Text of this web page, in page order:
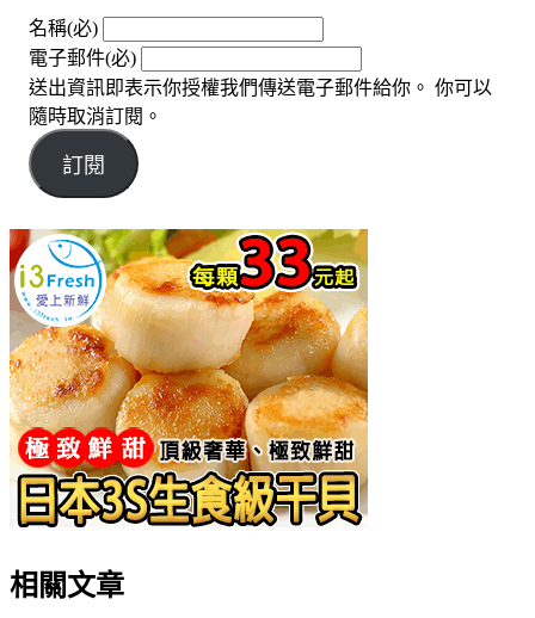
名稱(必)
電子郵件(必)
送出資訊即表示你授權我們傳送電子郵件給你。 你可以
隨時取消訂閱。
訂閱
相關文章